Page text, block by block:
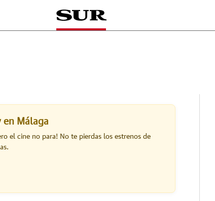
en Málaga
el cine no para! No te pierdas los estrenos de